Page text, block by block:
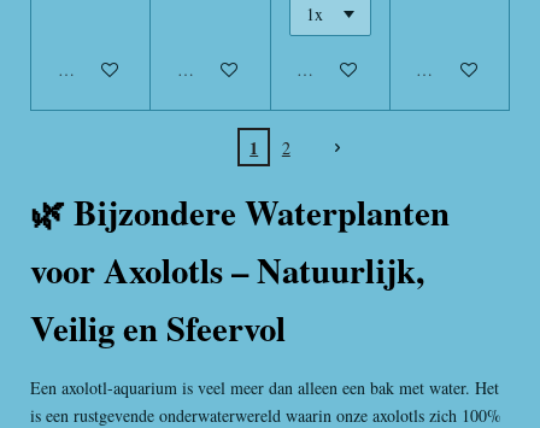
Uitverkocht Uitverkocht Uitverkocht Uitverkocht
1 2
🌿 Bijzondere Waterplanten
voor Axolotls – Natuurlijk,
Veilig en Sfeervol
Een axolotl-aquarium is veel meer dan alleen een bak met water. Het
is een rustgevende onderwaterwereld waarin onze axolotls zich 100%